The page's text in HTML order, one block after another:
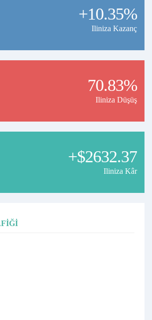
+10.35%
Iliniza Kazanç
70.83%
Iliniza Düşüş
+$2632.37
Iliniza Kâr